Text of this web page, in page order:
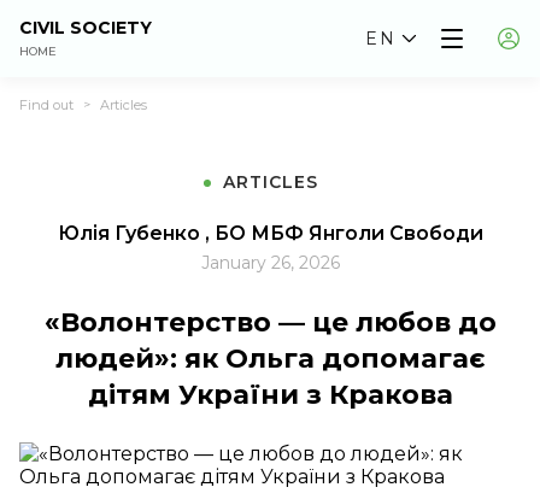
CIVIL SOCIETY
HOME
EN
Find out > Articles
ARTICLES
Юлія Губенко , БО МБФ Янголи Свободи
January 26, 2026
«Волонтерство — це любов до
людей»: як Ольга допомагає
дітям України з Кракова